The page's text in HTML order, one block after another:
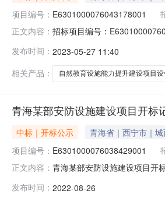
项目编号： E6301000076043178001
正文内容： 招标项目编号：
人名称:青海简格贸易有限公
发布时间： 2023-05-27 11:40
相关产品：
自然教育设施能力提升建设项目
青海某部安防设施建设项目开标
中标｜开标公示
青海省｜西宁市｜城
项目编号： E6301000076038429001
正文内容： 青海某部安防设施建设项目开
标人名称:西宁翼安技术实业
发布时间： 2022-08-26